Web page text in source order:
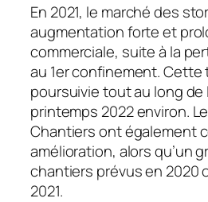
En 2021, le marché des
augmentation forte et
commerciale, suite à la
au 1er confinement. Cette
poursuivie tout au long de
printemps 2022 environ.
Chantiers ont également
amélioration, alors qu’un
chantiers prévus en 2020
2021.